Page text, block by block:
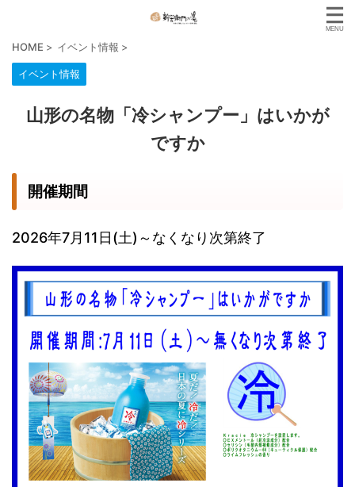
HOME > イベント情報 >
イベント情報
山形の名物「冷シャンプー」はいかが
ですか
開催期間
2026年7月11日(土)～なくなり次第終了